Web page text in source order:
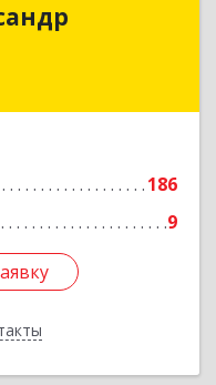
186
9
Александр
Подробнее